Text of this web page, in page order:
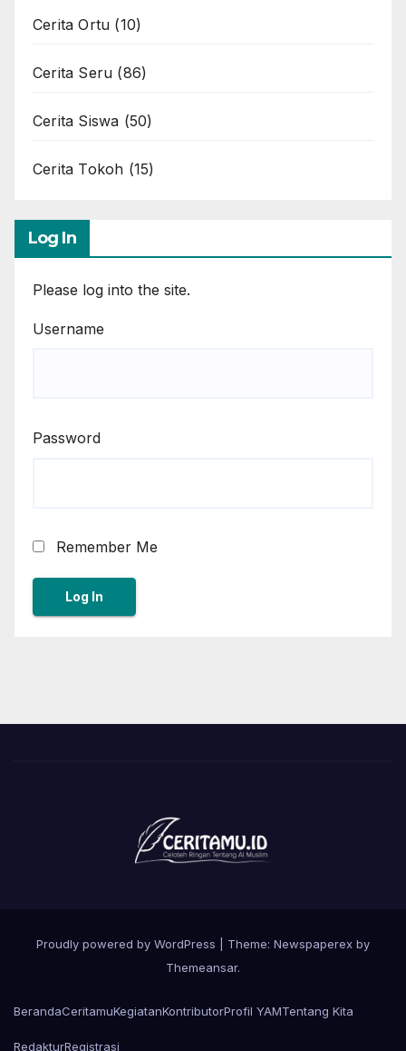
Cerita Ortu (10)
Cerita Seru (86)
Cerita Siswa (50)
Cerita Tokoh (15)
Log In
Please log into the site.
Username
Password
Remember Me
Proudly powered by WordPress
Theme: Newspaperex by
Themeansar.
BerandaCeritamuKegiatanKontributorProfil YAMTentang Kita
RedakturRegistrasi